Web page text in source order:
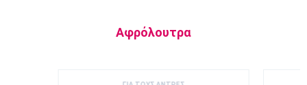
Αφρόλουτρα